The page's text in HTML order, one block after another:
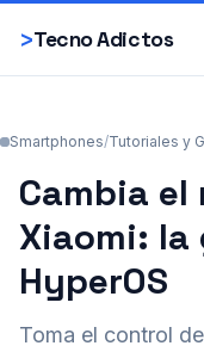
>Tecno Adictos
Smartphones
Smartphones/Tutoriales y
Cambia
Xiaomi: la
HyperOS
Toma el control